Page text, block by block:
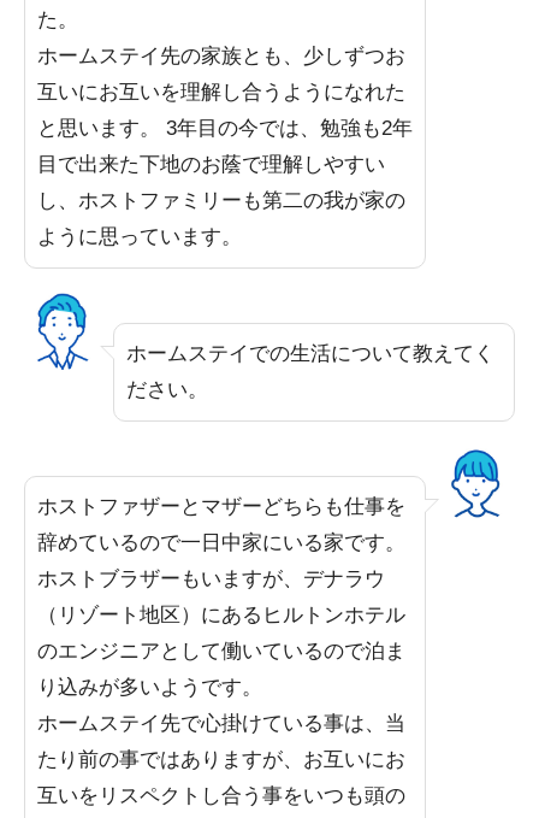
た。
ホームステイ先の家族とも、少しずつお
互いにお互いを理解し合うようになれた
と思います。 3年目の今では、勉強も2年
目で出来た下地のお蔭で理解しやすい
し、ホストファミリーも第二の我が家の
ように思っています。
ホームステイでの生活について教えてく
ださい。
ホストファザーとマザーどちらも仕事を
辞めているので一日中家にいる家です。
ホストブラザーもいますが、デナラウ
（リゾート地区）にあるヒルトンホテル
のエンジニアとして働いているので泊ま
り込みが多いようです。
ホームステイ先で心掛けている事は、当
たり前の事ではありますが、お互いにお
互いをリスペクトし合う事をいつも頭の